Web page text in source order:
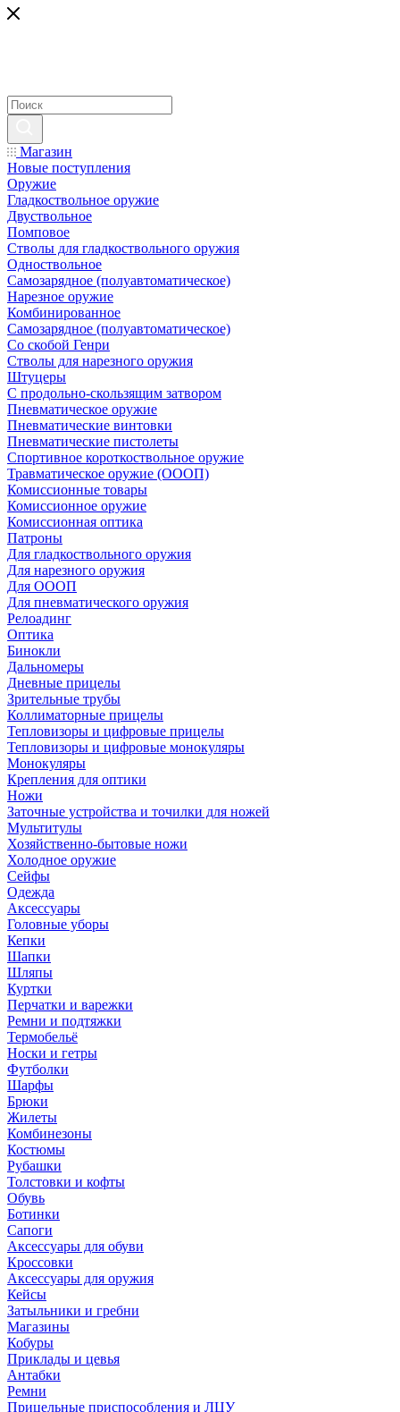
Магазин
Новые поступления
Оружие
Гладкоствольное оружие
Двуствольное
Помповое
Стволы для гладкоствольного оружия
Одноствольное
Самозарядное (полуавтоматическое)
Нарезное оружие
Комбинированное
Самозарядное (полуавтоматическое)
Со скобой Генри
Стволы для нарезного оружия
Штуцеры
С продольно-скользящим затвором
Пневматическое оружие
Пневматические винтовки
Пневматические пистолеты
Спортивное короткоствольное оружие
Травматическое оружие (ОООП)
Комиссионные товары
Комиссионное оружие
Комиссионная оптика
Патроны
Для гладкоствольного оружия
Для нарезного оружия
Для ОООП
Для пневматического оружия
Релоадинг
Оптика
Бинокли
Дальномеры
Дневные прицелы
Зрительные трубы
Коллиматорные прицелы
Тепловизоры и цифровые прицелы
Тепловизоры и цифровые монокуляры
Монокуляры
Крепления для оптики
Ножи
Заточные устройства и точилки для ножей
Мультитулы
Хозяйственно-бытовые ножи
Холодное оружие
Сейфы
Одежда
Аксессуары
Головные уборы
Кепки
Шапки
Шляпы
Куртки
Перчатки и варежки
Ремни и подтяжки
Термобельё
Носки и гетры
Футболки
Шарфы
Брюки
Жилеты
Комбинезоны
Костюмы
Рубашки
Толстовки и кофты
Обувь
Ботинки
Сапоги
Аксессуары для обуви
Кроссовки
Аксессуары для оружия
Кейсы
Затыльники и гребни
Магазины
Кобуры
Приклады и цевья
Антабки
Ремни
Прицельные приспособления и ЛЦУ